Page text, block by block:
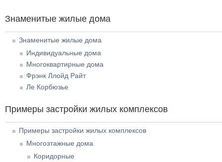
Знаменитые жилые дома
Знаменитые жилые дома
Индивидуальные дома
Многоквартирные дома
Фрэнк Ллойд Райт
Ле Корбюзье
Примеры застройки жилых комплексов
Примеры застройки жилых комплексов
Многоэтажные дома
Коридорные